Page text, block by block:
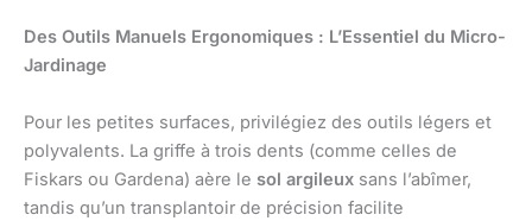
Des Outils Manuels Ergonomiques : L’Essentiel du Micro-
Jardinage
Pour les petites surfaces, privilégiez des outils légers et
polyvalents. La griffe à trois dents (comme celles de
Fiskars ou Gardena) aère le sol argileux sans l’abîmer,
tandis qu’un transplantoir de précision facilite